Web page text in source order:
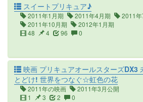
スイートプリキュア♪
2011年1月期 2011年4月期
2011
2011年10月期
2012年1月期
48
4 96 0
映画 プリキュアオールスターズDX3
とどけ! 世界をつなぐ☆虹色の花
2011年の映画
2011年3月公開
1
3 2 0